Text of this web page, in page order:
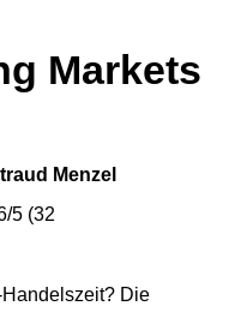
Markets
Menzel
5 (32
Die